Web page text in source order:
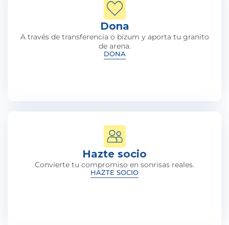
Dona
A través de transferencia o bizum y aporta tu granito
de arena.
DONA
Hazte socio
Convierte tu compromiso en sonrisas reales.
HAZTE SOCIO